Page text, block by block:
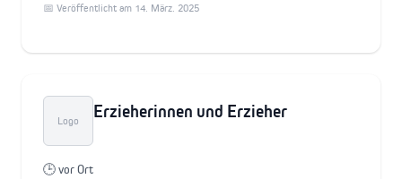
📅 Veröffentlicht am 14. März. 2025
Logo Erzieherinnen und Erzieher
🕒 vor Ort